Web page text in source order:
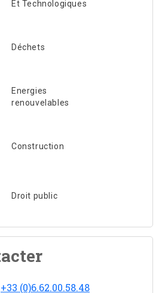
Et Technologiques
Déchets
Energies
renouvelables
Construction
Droit public
+33 (0)6.62.00.58.48